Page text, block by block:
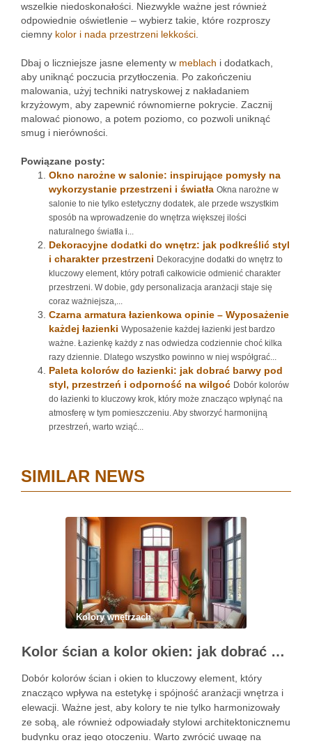
wszelkie niedoskonałości. Niezwykle ważne jest również
odpowiednie oświetlenie – wybierz takie, które rozproszy
ciemny kolor i nada przestrzeni lekkości
Dbaj o liczniejsze jasne elementy w meblach i dodatkach,
aby uniknąć poczucia przytłoczenia. Po zakończeniu
malowania, użyj techniki natryskowej z nakładaniem
krzyżowym, aby zapewnić równomierne pokrycie. Zacznij
malować pionowo, a potem poziomo, co pozwoli uniknąć
smug i nierówności.
Powiązane posty:
Okno narożne w salonie: inspirujące pomysły na
wykorzystanie przestrzeni i światła Okna narożne w
salonie to nie tylko estetyczny dodatek, ale przede wszystkim
sposób na wprowadzenie do wnętrza większej ilości
naturalnego światła i...
Dekoracyjne dodatki do wnętrz: jak podkreślić styl
i charakter przestrzeni Dekoracyjne dodatki do wnętrz to
kluczowy element, który potrafi całkowicie odmienić charakter
przestrzeni. W dobie, gdy personalizacja aranżacji staje się
coraz ważniejsza,...
Czarna armatura łazienkowa opinie – Wyposażenie
każdej łazienki Wyposażenie każdej łazienki jest bardzo
ważne. Łazienkę każdy z nas odwiedza codziennie choć kilka
razy dziennie. Dlatego wszystko powinno w niej współgrać...
Paleta kolorów do łazienki: jak dobrać barwy pod
styl, przestrzeń i odporność na wilgoć Dobór kolorów
do łazienki to kluczowy krok, który może znacząco wpłynąć na
atmosferę w tym pomieszczeniu. Aby stworzyć harmonijną
przestrzeń, warto wziąć...
SIMILAR NEWS
Kolory wnętrzach
Kolor ścian a kolor okien: jak dobrać barwy dla spójnej i trwałej aranżacji wnętrza oraz elewacji
Dobór kolorów ścian i okien to kluczowy element, który
znacząco wpływa na estetykę i spójność aranżacji wnętrza i
elewacji. Ważne jest, aby kolory te nie tylko harmonizowały
ze sobą, ale również odpowiadały stylowi architektonicznemu
budynku oraz jego otoczeniu. Warto zwrócić uwagę na